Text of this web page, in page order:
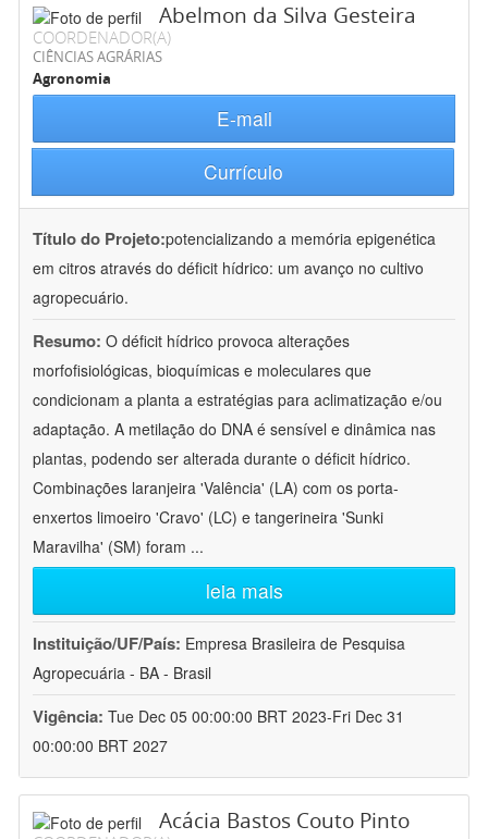
Abelmon da Silva Gesteira
COORDENADOR(A)
CIÊNCIAS AGRÁRIAS
Agronomia
E-mail
Currículo
Título do Projeto:potencializando a memória epigenética
em citros através do déficit hídrico: um avanço no cultivo
agropecuário.
Resumo: O déficit hídrico provoca alterações
morfofisiológicas, bioquímicas e moleculares que
condicionam a planta a estratégias para aclimatização e/ou
adaptação. A metilação do DNA é sensível e dinâmica nas
plantas, podendo ser alterada durante o déficit hídrico.
Combinações laranjeira 'Valência' (LA) com os porta-
enxertos limoeiro 'Cravo' (LC) e tangerineira 'Sunki
Maravilha' (SM) foram ...
leia mais
Instituição/UF/País: Empresa Brasileira de Pesquisa
Agropecuária - BA - Brasil
Vigência: Tue Dec 05 00:00:00 BRT 2023-Fri Dec 31
00:00:00 BRT 2027
Acácia Bastos Couto Pinto